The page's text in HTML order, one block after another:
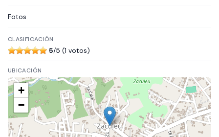
Fotos
CLASIFICACIÓN
5/5 (1 votos)
UBICACIÓN
+
−